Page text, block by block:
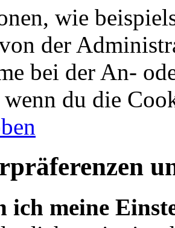
wie
der
bei der An-
du die
ich meine